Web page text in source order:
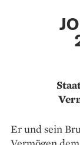
Er und sein